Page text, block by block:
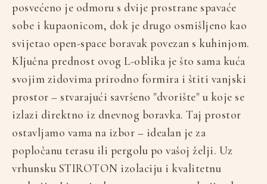
posvećeno je odmoru s dvije prostrane spavaće
sobe i kupaonicom, dok je drugo osmišljeno kao
svijetao open-space boravak povezan s kuhinjom.
Ključna prednost ovog L-oblika je što sama kuća
svojim zidovima prirodno formira i štiti vanjski
prostor – stvarajući savršeno "dvorište" u koje se
izlazi direktno iz dnevnog boravka. Taj prostor
ostavljamo vama na izbor – idealan je za
popločanu terasu ili pergolu po vašoj želji. Uz
vrhunsku STIROTON izolaciju i kvalitetnu